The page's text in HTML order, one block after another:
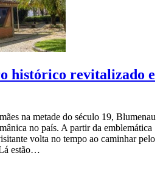
histórico revitalizado e
na metade do século 19, Blumenau
no país. A partir da emblemática
volta no tempo ao caminhar pelo
estão…